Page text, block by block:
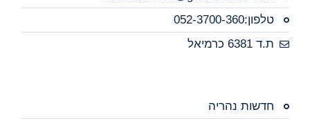
טלפון:052-3700-360
ת.ד 6381 כרמיאל
חדשות נהריה